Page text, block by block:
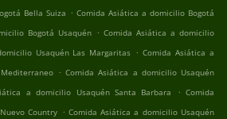
Bella Suiza . Comida Asiática a domicilio Bogotá
Bogotá Usaquén . Comida Asiática a domicilio
Usaquén Las Margaritas . Comida Asiática a
. Comida Asiática a domicilio Usaquén
a domicilio Usaquén Santa Barbara . Comida
Country . Comida Asiática a domicilio Usaquén